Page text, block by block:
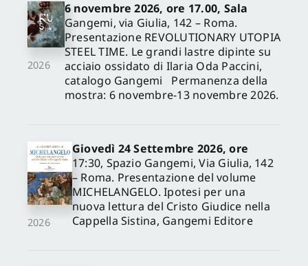
2026
6 novembre 2026, ore 17.00, Sala
Gangemi, via Giulia, 142 – Roma.
Presentazione REVOLUTIONARY UTOPIA
STEEL TIME. Le grandi lastre dipinte su
acciaio ossidato di Ilaria Oda Paccini,
catalogo Gangemi Permanenza della
mostra: 6 novembre-13 novembre 2026.
2026
Giovedì 24 Settembre 2026, ore
17:30, Spazio Gangemi, Via Giulia, 142
– Roma. Presentazione del volume
MICHELANGELO. Ipotesi per una
nuova lettura del Cristo Giudice nella
Cappella Sistina, Gangemi Editore